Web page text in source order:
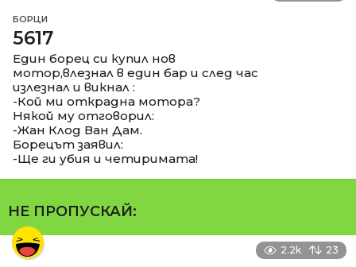
БОРЦИ
5617
Един борец си купил нов
мотор,влезнал в един бар и след час
излезнал и викнал :
-Кой ми открадна мотора?
Някой му отговорил:
-Жан Клод Ван Дам.
Борецът заявил:
-Ще ги убия и четиримата!
НЕ ПРОПУСКАЙ:
2.2k 23